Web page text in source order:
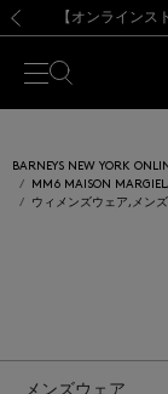
【夏季休業
熊本県を中心
【開催
【夏季休業
BARNEYS NEW YORK
MM6 MAISON
ウィメンズウェア,メン